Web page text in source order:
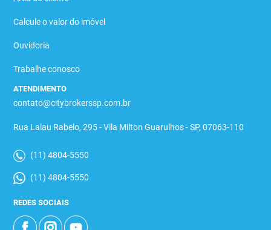
Calcule o valor do imóvel
Ouvidoria
Trabalhe conosco
ATENDIMENTO
contato@citybrokerssp.com.br
Rua Lalau Rabelo, 295 - Vila Milton Guarulhos - SP, 07063-110
(11) 4804-5550
(11) 4804-5550
REDES SOCIAIS